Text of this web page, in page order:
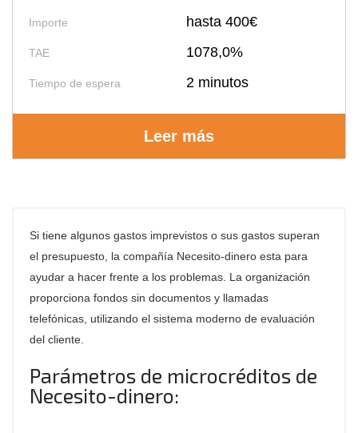
Importe hasta 400€
TAE 1078,0%
Tiempo de espera 2 minutos
Leer más
Si tiene algunos gastos imprevistos o sus gastos superan
el presupuesto, la compañía Necesito-dinero esta para
ayudar a hacer frente a los problemas. La organización
proporciona fondos sin documentos y llamadas
telefónicas, utilizando el sistema moderno de evaluación
del cliente.
Parámetros de microcréditos de
Necesito-dinero: